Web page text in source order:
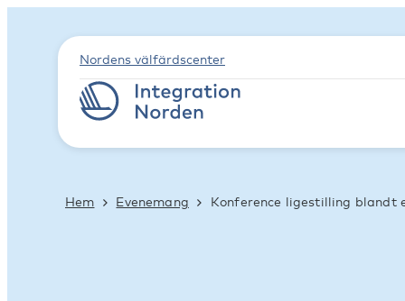
Nordens välfärdscenter
Hem Evenemang Konference ligestilling blandt